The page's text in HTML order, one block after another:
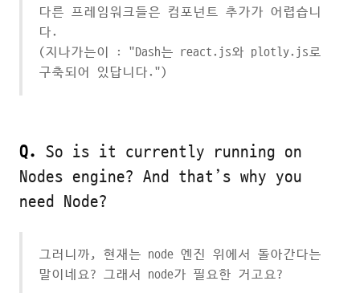
다른 프레임워크들은 컴포넌트 추가가 어렵습니
다.
(지나가는이 : "Dash는 react.js와 plotly.js로
구축되어 있답니다.")
Q.
So is it currently running on
Nodes engine? And that’s why you
need Node?
그러니까, 현재는 node 엔진 위에서 돌아간다는
말이네요? 그래서 node가 필요한 거고요?